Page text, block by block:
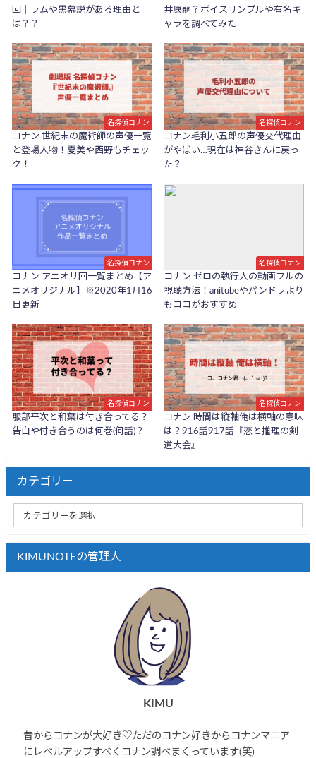
回｜ラムや黒幕説がある理由と
は？？
井康嗣？ボイスサンプルや有名キ
ャラを調べてみた
名探偵コナン
コナン 世紀末の魔術師の声優一覧
と登場人物！夏美や西野もチェッ
ク！
名探偵コナン
コナン毛利小五郎の声優交代理由
がやばい…現在は神谷さんに戻っ
た？
名探偵コナン
コナン アニオリ回一覧まとめ【ア
ニメオリジナル】※2020年1月16
日更新
名探偵コナン
コナン ゼロの執行人の動画フルの
視聴方法！anitubeやパンドラより
もココがおすすめ
名探偵コナン
服部平次と和葉は付き合ってる？
告白や付き合うのは何巻(何話)？
名探偵コナン
コナン 時間は縦軸俺は横軸の意味
は？916話917話『恋と推理の剣
道大会』
カテゴリー
KIMUNOTEの管理人
KIMU
昔からコナンが大好き♡ただのコナン好きからコナンマニア
にレベルアップすべくコナン調べまくっています(笑)